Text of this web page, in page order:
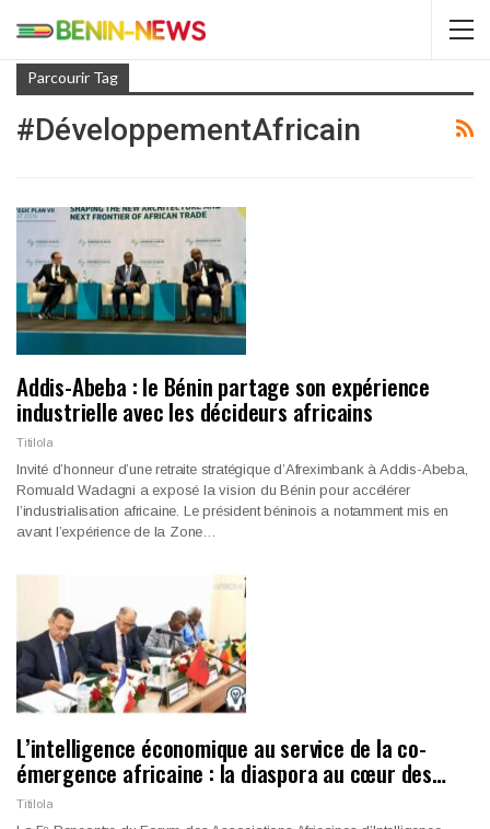
Parcourir Tag
#DéveloppementAfricain
Addis-Abeba : le Bénin partage son expérience
industrielle avec les décideurs africains
Titilola
Invité d’honneur d’une retraite stratégique d’Afreximbank à Addis-Abeba,
Romuald Wadagni a exposé la vision du Bénin pour accélérer
l’industrialisation africaine. Le président béninois a notamment mis en
avant l’expérience de la Zone…
L’intelligence économique au service de la co-
émergence africaine : la diaspora au cœur des…
Titilola